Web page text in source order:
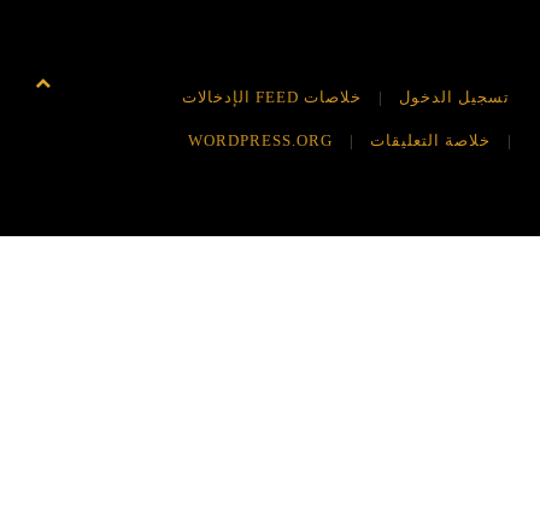
الدخول خلاصات FEED الإدخالات
التعليقات WORDPRESS.ORG